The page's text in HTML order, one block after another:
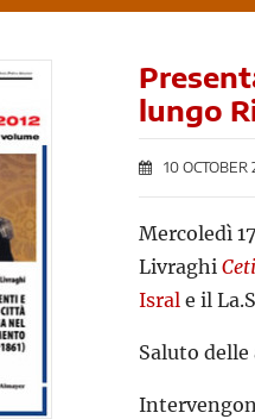
lungo
10 OCTOBER
Mercoledì
Livraghi
Isral e il
Saluto